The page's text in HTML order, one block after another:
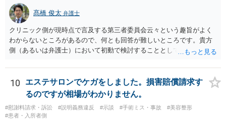
髙橋 俊太 弁護士
クリニック側が現時点で言及する第三者委員会云々という趣旨がよく
わからないところがあるので、何とも回答が難しいところです。貴方
側（あるいは弁護士）において初動で検討することとしては、クリニ
医師意見聴取などが考えられるかと思います。それらを踏まえてクリ
ニック側の過失を肯定できそうであれば、クリニックに対して具体的
に損害賠償請求をしていくことになります。
10
エステサロンでケガをしました。損害賠償請求す
るのですが相場がわかりません。
#慰謝料請求・訴訟 #説明義務違反 #示談 #手術ミス・事故
#美容整形
#患者・入所者側